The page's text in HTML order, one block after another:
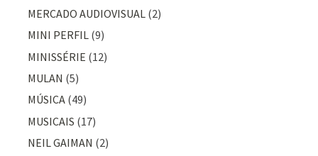
MERCADO AUDIOVISUAL (2)
MINI PERFIL (9)
MINISSÉRIE (12)
MULAN (5)
MÚSICA (49)
MUSICAIS (17)
NEIL GAIMAN (2)